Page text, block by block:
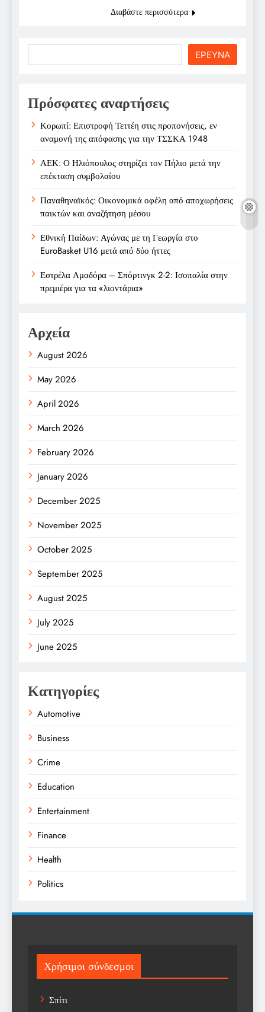
Διαβάστε περισσότερα
ΕΡΕΥΝΑ
Πρόσφατες αναρτήσεις
Κορωπί: Επιστροφή Τεττέη στις προπονήσεις, εν
αναμονή της απόφασης για την ΤΣΣΚΑ 1948
ΑΕΚ: Ο Ηλιόπουλος στηρίζει τον Πήλιο μετά την
επέκταση συμβολαίου
Παναθηναϊκός: Οικονομικά οφέλη από αποχωρήσεις
παικτών και αναζήτηση μέσου
Εθνική Παίδων: Αγώνας με τη Γεωργία στο
EuroBasket U16 μετά από δύο ήττες
Εστρέλα Αμαδόρα – Σπόρτινγκ 2-2: Ισοπαλία στην
πρεμιέρα για τα «λιοντάρια»
Αρχεία
August 2026
May 2026
April 2026
March 2026
February 2026
January 2026
December 2025
November 2025
October 2025
September 2025
August 2025
July 2025
June 2025
Κατηγορίες
Automotive
Business
Crime
Education
Entertainment
Finance
Health
Politics
Sport
Sports
Technology
Χρήσιμοι σύνδεσμοι
Σπίτι